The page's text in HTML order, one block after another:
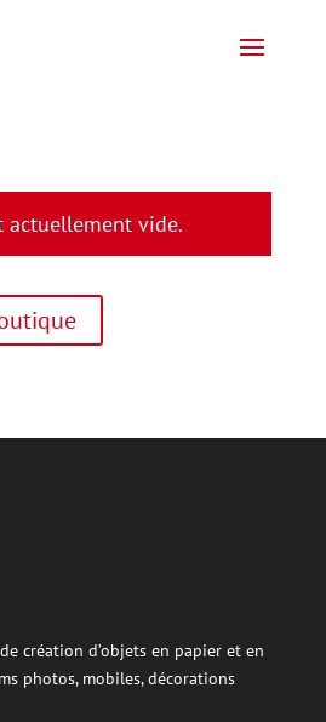
actuellement vide.
création d’objets en papier et en
photos, mobiles, décorations